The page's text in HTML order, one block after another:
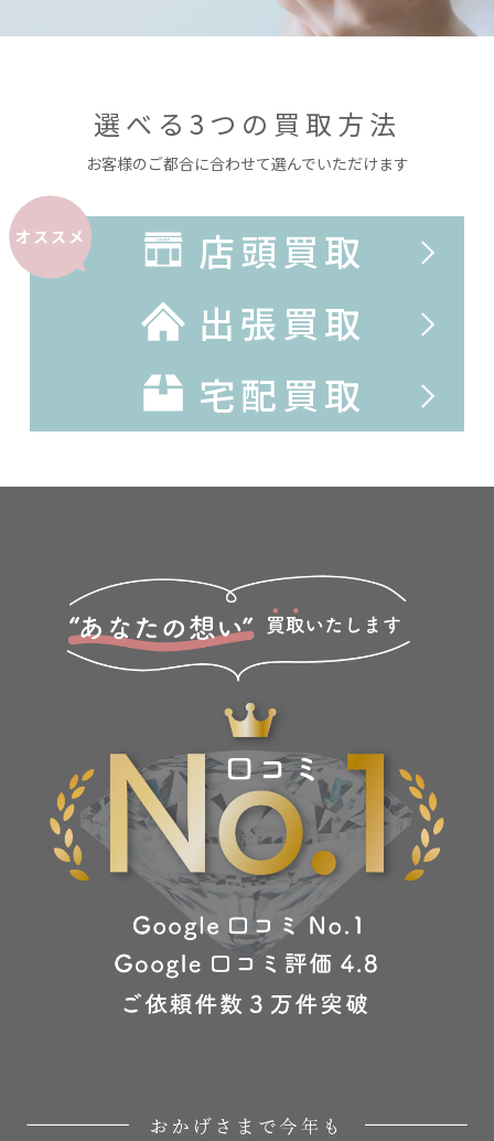
選べる3つの買取方法
お客様のご都合に合わせて選んでいただけます
オススメ
店頭買取
出張買取
宅配買取